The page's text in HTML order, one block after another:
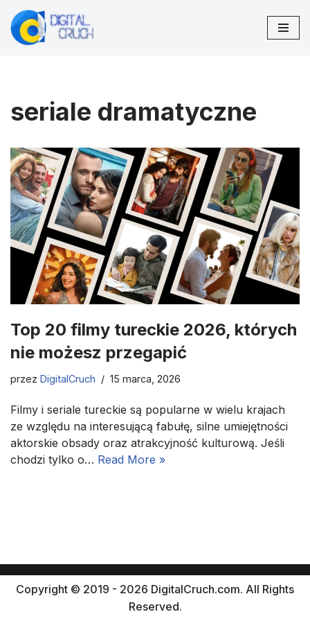
Przejdź
seriale dramatyczne
Top 20 filmy tureckie 2026, których
nie możesz przegapić
przez DigitalCruch 15 marca, 2026
Filmy i seriale tureckie są popularne w wielu krajach
ze względu na interesującą fabułę, silne umiejętności
aktorskie obsady oraz atrakcyjność kulturową. Jeśli
chodzi tylko o… Read More »
Copyright © 2019 - 2026 DigitalCruch.com. All Rights
Reserved.